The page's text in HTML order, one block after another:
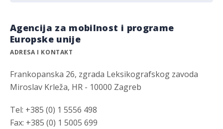
Agencija za mobilnost i programe
Europske unije
ADRESA I KONTAKT
Frankopanska 26, zgrada Leksikografskog zavoda
Miroslav Krleža, HR - 10000 Zagreb
Tel: +385 (0) 1 5556 498
Fax: +385 (0) 1 5005 699